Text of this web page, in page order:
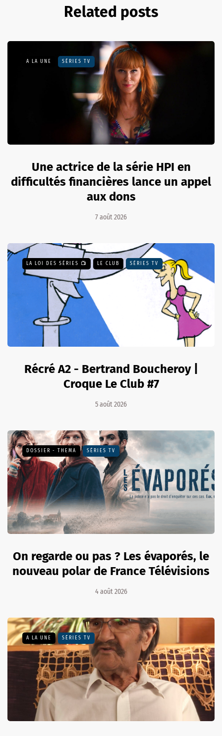
Related posts
A LA UNE SÉRIES TV
Une actrice de la série HPI en
difficultés financières lance un appel
aux dons
7 août 2026
LA LOI DES SÉRIES 📺 LE CLUB SÉRIES TV
Récré A2 - Bertrand Boucheroy |
Croque Le Club #7
5 août 2026
DOSSIER - THEMA SÉRIES TV
On regarde ou pas ? Les évaporés, le
nouveau polar de France Télévisions
4 août 2026
A LA UNE SÉRIES TV